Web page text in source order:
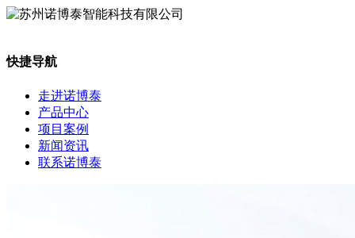
快捷导航
走进诺博泰
产品中心
项目案例
新闻资讯
联系诺博泰